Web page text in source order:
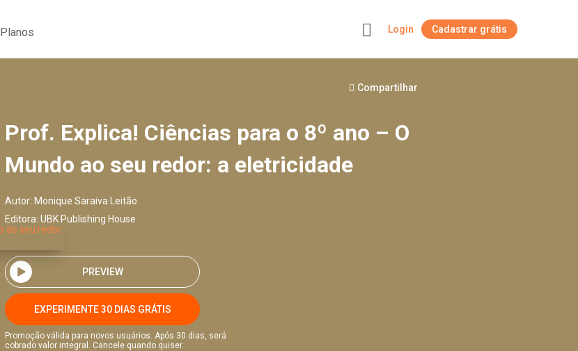
Planos Login Cadastrar grátis
Compartilhar
Prof. Explica! Ciências para o 8º ano – O
Mundo ao seu redor: a eletricidade
Autor: Monique Saraiva Leitão
Editora: UBK Publishing House
PREVIEW
EXPERIMENTE 30 DIAS GRÁTIS
Promoção válida para novos usuários. Após 30 dias, será
cobrado valor integral. Cancele quando quiser.